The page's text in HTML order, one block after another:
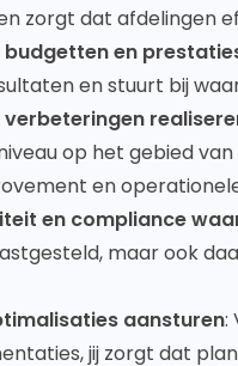
zorgt dat afdelingen
budgetten en
en stuurt bij
op het gebied
en
en compliance
maar ook
aansturen:
jij zorgt dat